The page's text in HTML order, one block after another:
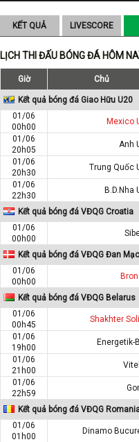
KẾT QUẢ LIVESCORE
LỊCH THI ĐẤU BÓNG ĐÁ HÔM
Giờ Chủ
Kết quả bóng đá Giao Hữu U20
01/06
00h00
Mexico
01/06
20h05
Anh
01/06
20h30
Trung Quốc
01/06
22h30
B.D.Nha
Kết quả bóng đá VĐQG Croatia
01/06
00h00
Kết quả bóng đá VĐQG Đan
01/06
00h00
Kết quả bóng đá VĐQG Belarus
01/06
00h45
Shakhter
01/06
19h00
Energetik-
01/06
21h00
01/06
22h59
Kết quả bóng đá VĐQG
01/06
01h00
Dinamo